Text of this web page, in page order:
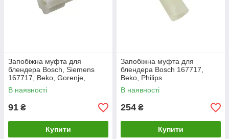
Запобіжна муфта для
блендера Bosch, Siemens
167717, Beko, Gorenje,
сумісна
В наявності
91 ₴
Купити
Запобіжна муфта для
блендера Bosch 167717,
Beko, Philips.
В наявності
254 ₴
Купити